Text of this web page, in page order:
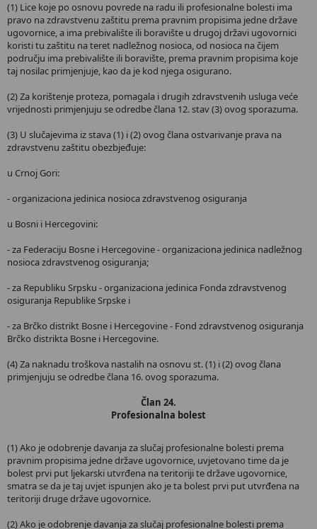
(1) Lice koje po osnovu povrede na radu ili profesionalne bolesti ima
pravo na zdravstvenu zaštitu prema pravnim propisima jedne države
ugovornice, a ima prebivalište ili boravište u drugoj državi ugovornici
koristi tu zaštitu na teret nadležnog nosioca, od nosioca na čijem
području ima prebivalište ili boravište, prema pravnim propisima koje
taj nosilac primjenjuje, kao da je kod njega osigurano.
(2) Za korištenje proteza, pomagala i drugih zdravstvenih usluga veće
vrijednosti primjenjuju se odredbe člana 12. stav (3) ovog sporazuma.
(3) U slučajevima iz stava (1) i (2) ovog člana ostvarivanje prava na
zdravstvenu zaštitu obezbjeđuje:
u Crnoj Gori:
- organizaciona jedinica nosioca zdravstvenog osiguranja
u Bosni i Hercegovini:
- za Federaciju Bosne i Hercegovine - organizaciona jedinica nadležnog
nosioca zdravstvenog osiguranja;
- za Republiku Srpsku - organizaciona jedinica Fonda zdravstvenog
osiguranja Republike Srpske i
- za Brčko distrikt Bosne i Hercegovine - Fond zdravstvenog osiguranja
Brčko distrikta Bosne i Hercegovine.
(4) Za naknadu troškova nastalih na osnovu st. (1) i (2) ovog člana
primjenjuju se odredbe člana 16. ovog sporazuma.
Član 24.
Profesionalna bolest
(1) Ako je odobrenje davanja za slučaj profesionalne bolesti prema
pravnim propisima jedne države ugovornice, uvjetovano time da je
bolest prvi put ljekarski utvrđena na teritoriji te države ugovornice,
smatra se da je taj uvjet ispunjen ako je ta bolest prvi put utvrđena na
teritoriji druge države ugovornice.
(2) Ako je odobrenje davanja za slučaj profesionalne bolesti prema